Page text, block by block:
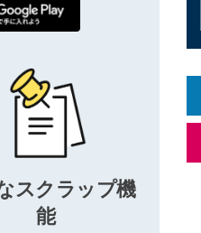
スクラップ機
能